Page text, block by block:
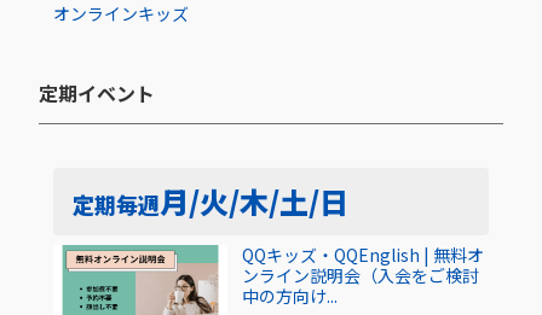
オンラインキッズ
定期イベント​
定期毎週月/火/木/土/日
QQキッズ・QQEnglish | 無料オ
ンライン説明会（入会をご検討
中の方向け...